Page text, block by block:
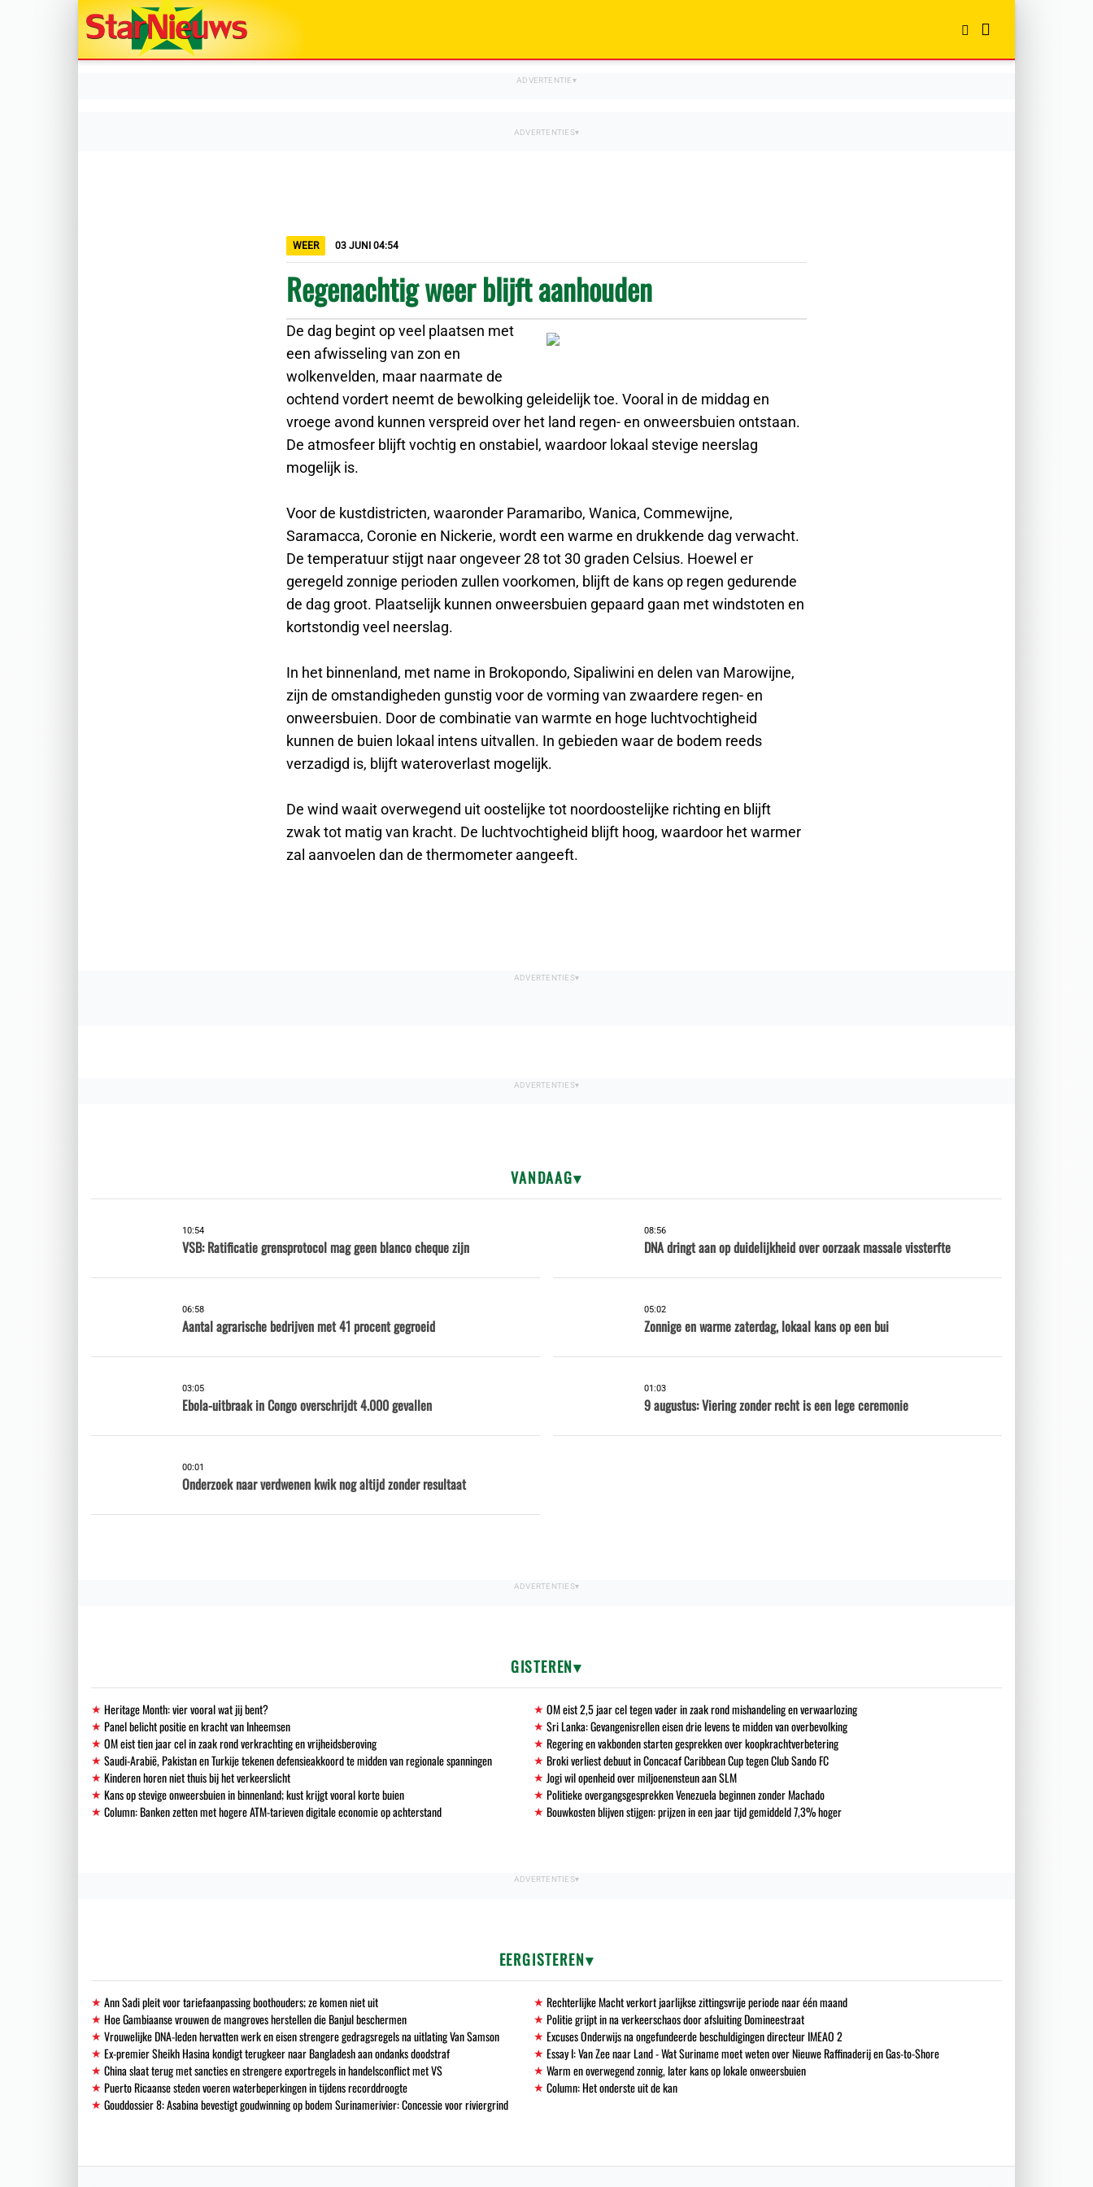
WEER 03 JUNI 04:54
Regenachtig weer blijft aanhouden
De dag begint op veel plaatsen met
een afwisseling van zon en
wolkenvelden, maar naarmate de
ochtend vordert neemt de bewolking geleidelijk toe. Vooral in de middag en
vroege avond kunnen verspreid over het land regen- en onweersbuien ontstaan.
De atmosfeer blijft vochtig en onstabiel, waardoor lokaal stevige neerslag
mogelijk is.
Voor de kustdistricten, waaronder Paramaribo, Wanica, Commewijne,
Saramacca, Coronie en Nickerie, wordt een warme en drukkende dag verwacht.
De temperatuur stijgt naar ongeveer 28 tot 30 graden Celsius. Hoewel er
geregeld zonnige perioden zullen voorkomen, blijft de kans op regen gedurende
de dag groot. Plaatselijk kunnen onweersbuien gepaard gaan met windstoten en
kortstondig veel neerslag.
In het binnenland, met name in Brokopondo, Sipaliwini en delen van Marowijne,
zijn de omstandigheden gunstig voor de vorming van zwaardere regen- en
onweersbuien. Door de combinatie van warmte en hoge luchtvochtigheid
kunnen de buien lokaal intens uitvallen. In gebieden waar de bodem reeds
verzadigd is, blijft wateroverlast mogelijk.
De wind waait overwegend uit oostelijke tot noordoostelijke richting en blijft
zwak tot matig van kracht. De luchtvochtigheid blijft hoog, waardoor het warmer
zal aanvoelen dan de thermometer aangeeft.
VANDAAG
10:54
VSB: Ratificatie grensprotocol mag geen blanco cheque zijn
08:56
DNA dringt aan op duidelijkheid over oorzaak massale vissterfte
06:58
Aantal agrarische bedrijven met 41 procent gegroeid
05:02
Zonnige en warme zaterdag, lokaal kans op een bui
03:05
Ebola-uitbraak in Congo overschrijdt 4.000 gevallen
01:03
9 augustus: Viering zonder recht is een lege ceremonie
00:01
Onderzoek naar verdwenen kwik nog altijd zonder resultaat
GISTEREN
Heritage Month: vier vooral wat jij bent?
OM eist 2,5 jaar cel tegen vader in zaak rond mishandeling en verwaarlozing
Panel belicht positie en kracht van Inheemsen
Sri Lanka: Gevangenisrellen eisen drie levens te midden van overbevolking
OM eist tien jaar cel in zaak rond verkrachting en vrijheidsberoving
Regering en vakbonden starten gesprekken over koopkrachtverbetering
Saudi-Arabië, Pakistan en Turkije tekenen defensieakkoord te midden van regionale spanningen
Broki verliest debuut in Concacaf Caribbean Cup tegen Club Sando FC
Kinderen horen niet thuis bij het verkeerslicht
Jogi wil openheid over miljoenensteun aan SLM
Kans op stevige onweersbuien in binnenland; kust krijgt vooral korte buien
Politieke overgangsgesprekken Venezuela beginnen zonder Machado
Column: Banken zetten met hogere ATM-tarieven digitale economie op achterstand
Bouwkosten blijven stijgen: prijzen in een jaar tijd gemiddeld 7,3% hoger
EERGISTEREN
Ann Sadi pleit voor tariefaanpassing boothouders; ze komen niet uit
Rechterlijke Macht verkort jaarlijkse zittingsvrije periode naar één maand
Hoe Gambiaanse vrouwen de mangroves herstellen die Banjul beschermen
Politie grijpt in na verkeerschaos door afsluiting Domineestraat
Vrouwelijke DNA-leden hervatten werk en eisen strengere gedragsregels na uitlating Van Samson
Excuses Onderwijs na ongefundeerde beschuldigingen directeur IMEAO 2
Ex-premier Sheikh Hasina kondigt terugkeer naar Bangladesh aan ondanks doodstraf
Essay I: Van Zee naar Land - Wat Suriname moet weten over Nieuwe Raffinaderij en Gas-to-Shore
China slaat terug met sancties en strengere exportregels in handelsconflict met VS
Warm en overwegend zonnig, later kans op lokale onweersbuien
Puerto Ricaanse steden voeren waterbeperkingen in tijdens recorddroogte
Column: Het onderste uit de kan
Gouddossier 8: Asabina bevestigt goudwinning op bodem Surinamerivier: Concessie voor riviergrind